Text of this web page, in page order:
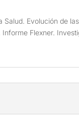
Salud. Evolución de
Flexner.